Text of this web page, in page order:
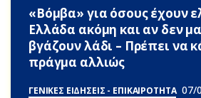
«Βόμβα» για όσους έχουν
Ελλάδα ακόμη και αν δεν
βγάζουν λάδι – Πρέπει να
πράγμα αλλιώς
ΓΕΝΙΚΕΣ ΕΙΔΗΣΕΙΣ - ΕΠΙΚΑΙΡΟΤΗΤΑ 07/